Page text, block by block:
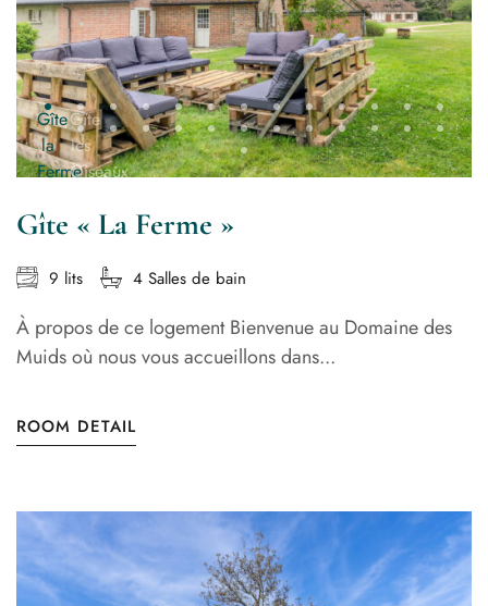
Gîte « La Ferme »
9 lits 4 Salles de bain
À propos de ce logement Bienvenue au Domaine des
Muids où nous vous accueillons dans...
ROOM DETAIL